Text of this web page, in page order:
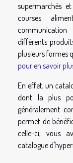
supermarchés
courses
différents
plusieurs formes
pour en savoir
En effet, un
dont la plus
généralement
permet de
celle-ci, vous
catalogue